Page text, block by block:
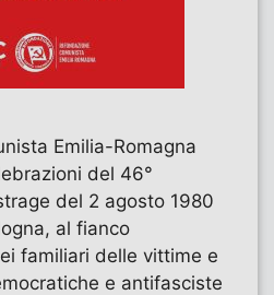
Emilia-Romagna
del 46°
del 2 agosto 1980
al fianco
familiari delle vittime e
e antifasciste